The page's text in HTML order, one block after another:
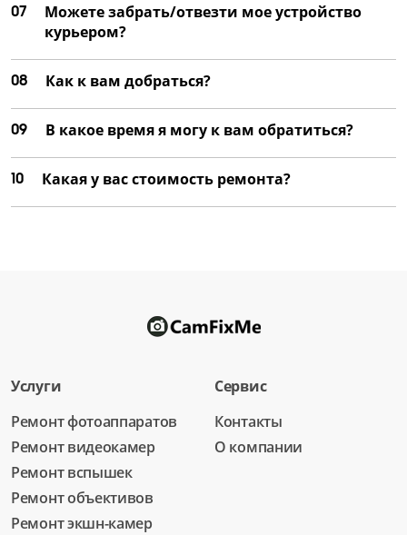
07
Можете забрать/отвезти мое устройство
курьером?
08 Как к вам добраться?
09 В какое время я могу к вам обратиться?
10 Какая у вас стоимость ремонта?
Услуги
Ремонт фотоаппаратов
Ремонт видеокамер
Ремонт вспышек
Ремонт объективов
Ремонт экшн-камер
Сервис
Контакты
О компании